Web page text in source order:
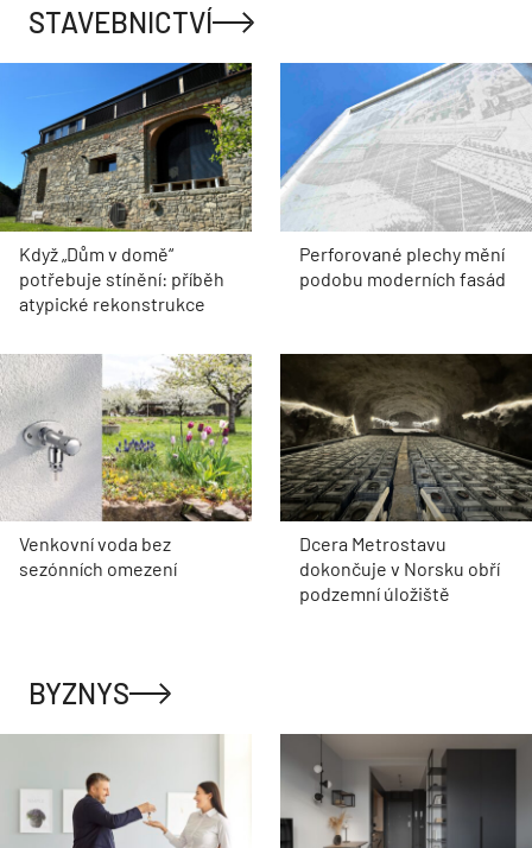
STAVEBNICTVÍ
Když „Dům v domě“
potřebuje stínění: příběh
atypické rekonstrukce
Perforované plechy mění
podobu moderních fasád
Venkovní voda bez
sezónních omezení
Dcera Metrostavu
dokončuje v Norsku obří
podzemní úložiště
BYZNYS